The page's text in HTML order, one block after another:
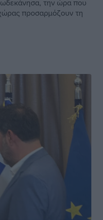
την ώρα που
χώρας προσαρμόζουν τη